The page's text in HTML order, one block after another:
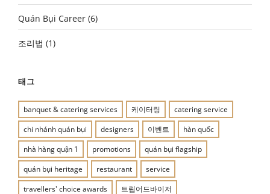
Quán Bụi Career (6)
조리법 (1)
태그
banquet & catering services 케이터링
catering service
chi nhánh quán bụi
designers 이벤트
hàn quốc
nhà hàng quận 1
promotions
quán bụi flagship
quán bụi heritage
restaurant
service
travellers' choice awards
트립어드바이저